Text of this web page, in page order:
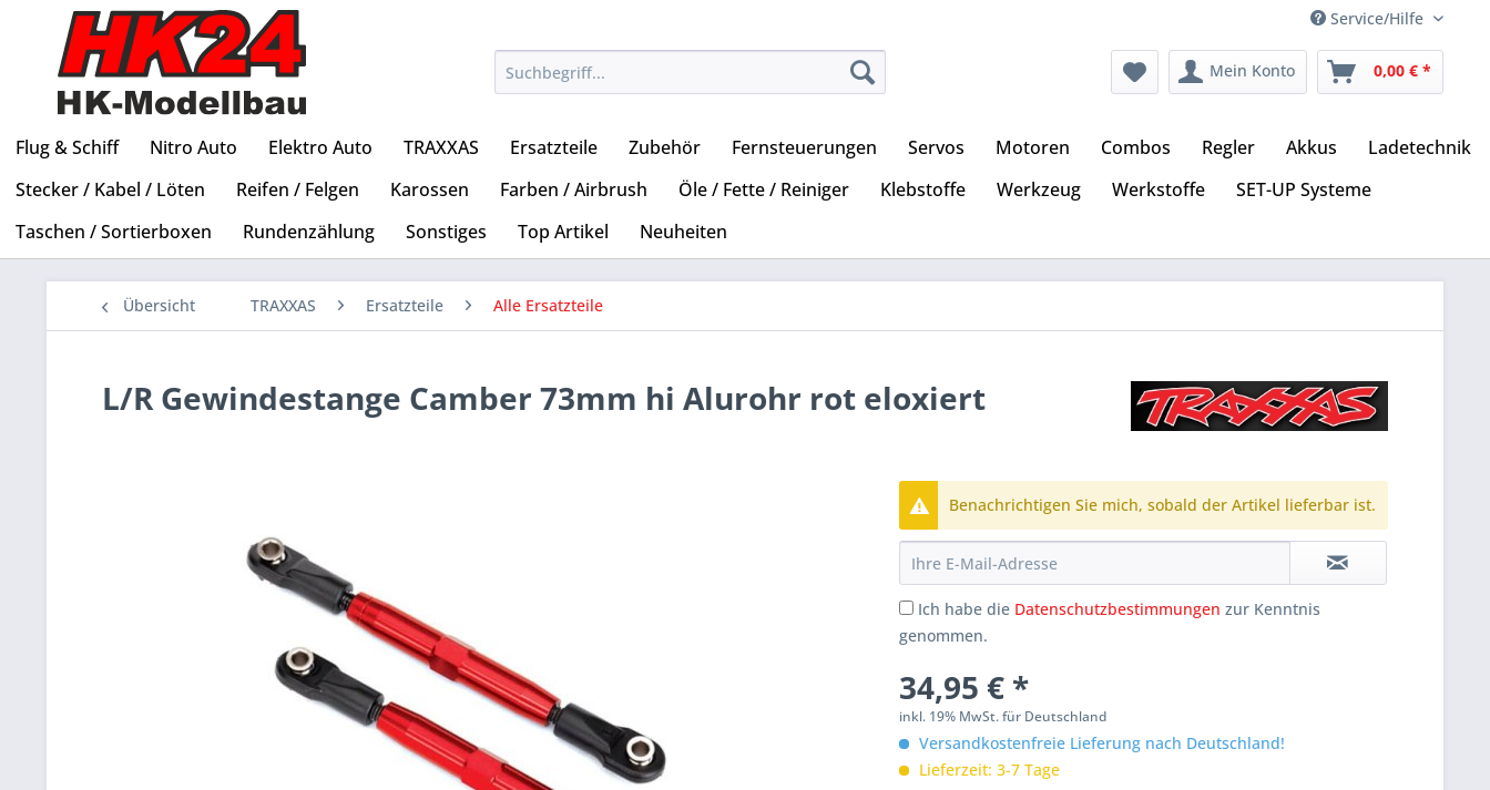
Service/Hilfe
Mein Konto 0,00 € *
Flug & Schiff Nitro Auto Elektro Auto TRAXXAS Ersatzteile Zubehör Fernsteuerungen Servos Motoren Combos Regler Akkus
Ladetechnik
Stecker / Kabel / Löten
Reifen / Felgen Karossen Farben / Airbrush Öle / Fette / Reiniger Klebstoffe Werkzeug Werkstoffe
SET-UP Systeme
Taschen / Sortierboxen
Rundenzählung Sonstiges Top Artikel Neuheiten
Übersicht TRAXXAS Ersatzteile Alle Ersatzteile
L/R Gewindestange Camber 73mm hi Alurohr rot eloxiert
Benachrichtigen Sie mich, sobald der Artikel lieferbar ist.
Ich habe die Datenschutzbestimmungen zur Kenntnis
genommen.
34,95 € *
inkl. 19% MwSt. für Deutschland
Versandkostenfreie Lieferung nach Deutschland!
Lieferzeit: 3-7 Tage